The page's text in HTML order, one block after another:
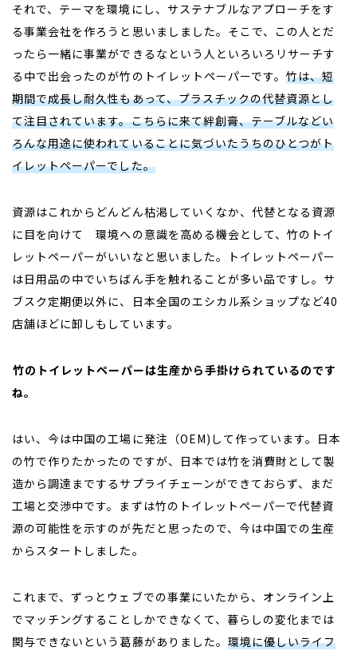
それで、テーマを環境にし、サステナブルなアプローチをす
る事業会社を作ろうと思いましました。そこで、この人とだ
ったら一緒に事業ができるなという人といろいろリサーチす
る中で出会ったのが竹のトイレットペーパーです。竹は、短
期間で成長し耐久性もあって、プラスチックの代替資源とし
て注目されています。こちらに来て絆創膏、テーブルなどい
ろんな用途に使われていることに気づいたうちのひとつがト
イレットペーパーでした。
資源はこれからどんどん枯渇していくなか、代替となる資源
に目を向けて 環境への意識を高める機会として、竹のトイ
レットペーパーがいいなと思いました。トイレットペーパー
は日用品の中でいちばん手を触れることが多い品ですし。サ
ブスク定期便以外に、日本全国のエシカル系ショップなど40
店舗ほどに卸しもしています。
――竹のトイレットペーパーは生産から手掛けられているのです
ね。
はい、今は中国の工場に発注（OEM)して作っています。日本
の竹で作りたかったのですが、日本では竹を消費財として製
造から調達までするサプライチェーンができておらず、まだ
工場と交渉中です。まずは竹のトイレットペーパーで代替資
源の可能性を示すのが先だと思ったので、今は中国での生産
からスタートしました。
これまで、ずっとウェブでの事業にいたから、オンライン上
でマッチングすることしかできなくて、暮らしの変化までは
関与できないという葛藤がありました。 環境に優しいライフ